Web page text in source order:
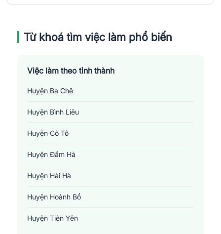
Từ khoá tìm việc làm phổ biến
Việc làm theo tỉnh thành
Huyện Ba Chẽ
Huyện Bình Liêu
Huyện Cô Tô
Huyện Đầm Hà
Huyện Hải Hà
Huyện Hoành Bồ
Huyện Tiên Yên